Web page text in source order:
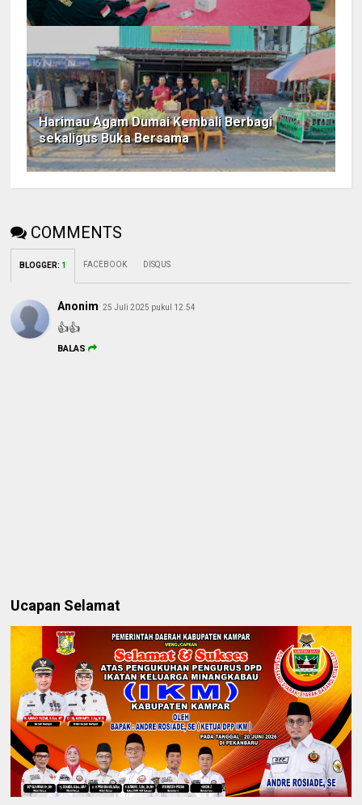
Harimau Agam Dumai Kembali Berbagi
sekaligus Buka Bersama
COMMENTS
BLOGGER: 1 FACEBOOK DISQUS
Anonim 25 Juli 2025 pukul 12.54
👍👍
BALAS
Ucapan Selamat